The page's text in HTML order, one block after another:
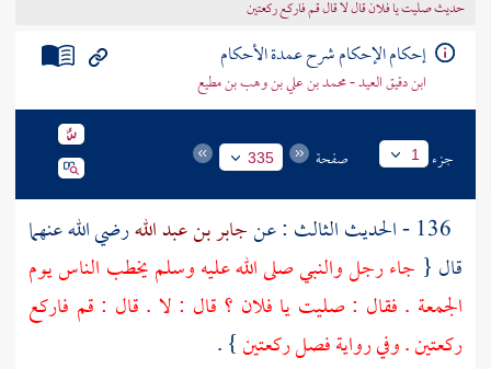
حديث صليت يا فلان قال لا قال قم فاركع ركعتين
إحكام الإحكام شرح عمدة الأحكام
ابن دقيق العيد - محمد بن علي بن وهب بن مطيع
جزء 1 صفحة 335
جابر بن عبد اللهرضي الله عنهما
قال { جاء رجل والنبي صلى الله عليه وسلم يخطب الناس يوم
الجمعة . فقال : صليت يا فلان ؟ قال : لا . قال : قم فاركع
ركعتين . وفي رواية فصل ركعتين} .